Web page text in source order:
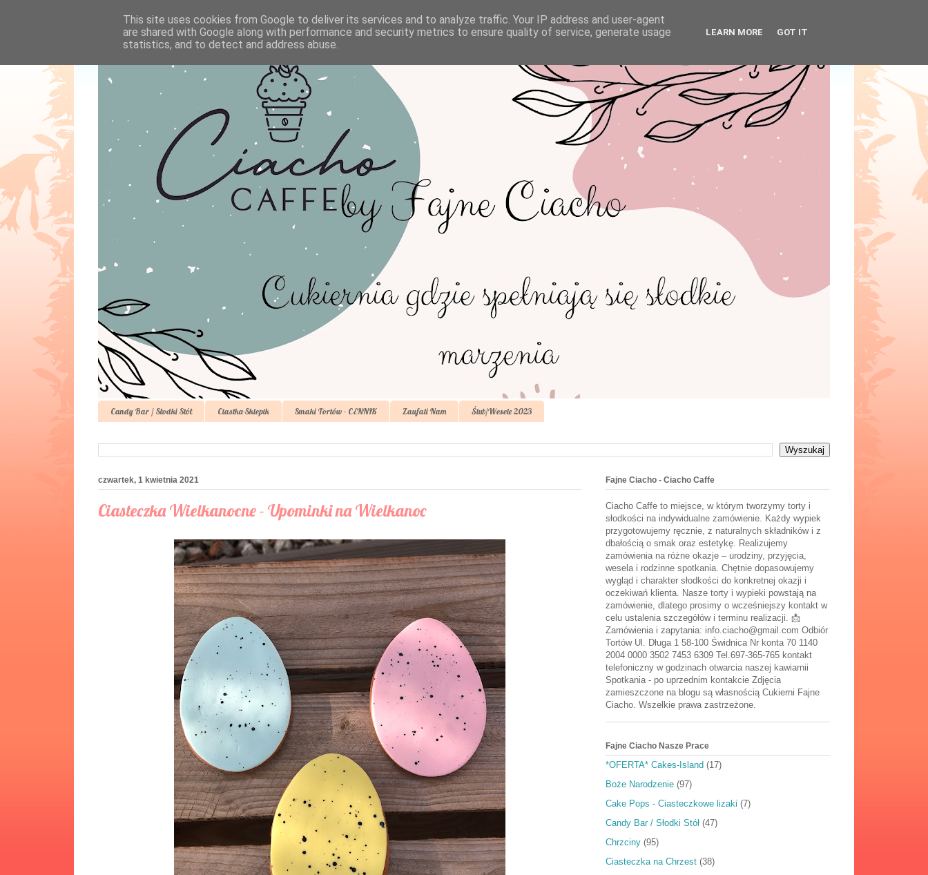
Candy Bar / Słodki Stół Ciastka-Sklepik Smaki Tortów - CENNIK Zaufali Nam Ślub/Wesele 2023
czwartek, 1 kwietnia 2021
Ciasteczka Wielkanocne - Upominki na Wielkanoc
Fajne Ciacho - Ciacho Caffe
Ciacho Caffe to miejsce, w którym tworzymy torty i
słodkości na indywidualne zamówienie. Każdy wypiek
przygotowujemy ręcznie, z naturalnych składników i z
dbałością o smak oraz estetykę. Realizujemy
zamówienia na różne okazje – urodziny, przyjęcia,
wesela i rodzinne spotkania. Chętnie dopasowujemy
wygląd i charakter słodkości do konkretnej okazji i
oczekiwań klienta. Nasze torty i wypieki powstają na
zamówienie, dlatego prosimy o wcześniejszy kontakt w
celu ustalenia szczegółów i terminu realizacji. 📩
Zamówienia i zapytania: info.ciacho@gmail.com Odbiór
Tortów Ul. Długa 1 58-100 Świdnica Nr konta 70 1140
2004 0000 3502 7453 6309 Tel.697-365-765 kontakt
telefoniczny w godzinach otwarcia naszej kawiarnii
Spotkania - po uprzednim kontakcie Zdjęcia
zamieszczone na blogu są własnością Cukierni Fajne
Ciacho. Wszelkie prawa zastrzeżone.
Fajne Ciacho Nasze Prace
*OFERTA* Cakes-Island (17)
Boże Narodzenie (97)
Cake Pops - Ciasteczkowe lizaki (7)
Candy Bar / Słodki Stół (47)
Chrzciny (95)
Ciasteczka na Chrzest (38)
This site uses cookies from Google to deliver its services and to analyze traffic. Your IP address and user-agent
are shared with Google along with performance and security metrics to ensure quality of service, generate usage
statistics, and to detect and address abuse.
LEARN MORE GOT IT